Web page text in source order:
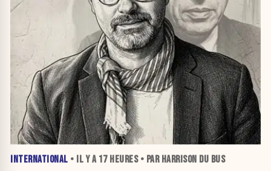
INTERNATIONAL • IL Y A 17 HEURES• PAR HARRISON DU BUS